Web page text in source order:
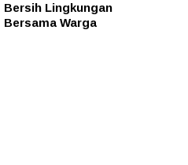
Bersih Lingkungan
Bersama Warga